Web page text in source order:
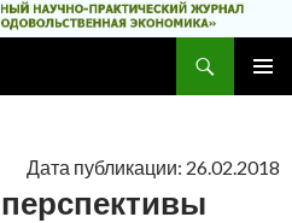
Дата публикации: 26.02.2018